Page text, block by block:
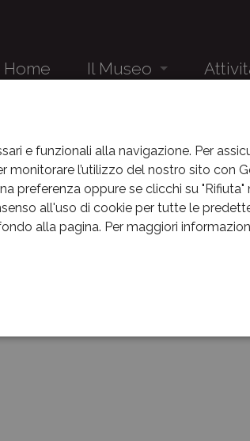
e funzionali alla navigazione. Per
l’utilizzo del nostro sito con
preferenza oppure se clicchi su
all'uso di cookie per tutte le
alla pagina. Per maggiori
Home Il Museo
Il complesso museale
Percorsi